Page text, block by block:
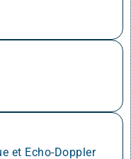
et Echo-Doppler